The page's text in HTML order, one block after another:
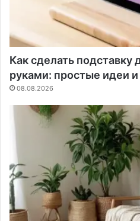
Как сделать подставку
руками: простые идеи
08.08.2026